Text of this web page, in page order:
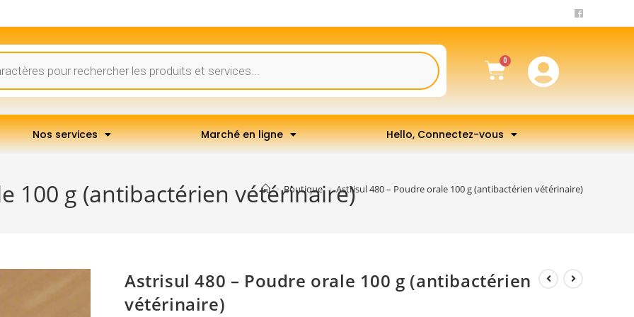
Nos services Marché en ligne Hello, Connectez-vous
100 g (antibactérien vétérinaire)
> Boutique > Astrisul 480 – Poudre orale 100 g (antibactérien vétérinaire)
Astrisul 480 – Poudre orale 100 g (antibactérien
vétérinaire)